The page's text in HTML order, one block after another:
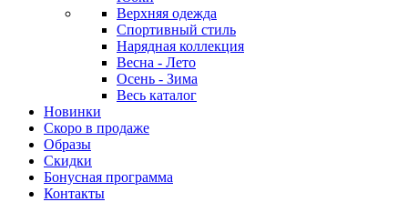
Верхняя одежда
Спортивный стиль
Нарядная коллекция
Весна - Лето
Осень - Зима
Весь каталог
Новинки
Скоро в продаже
Образы
Скидки
Бонусная программа
Контакты